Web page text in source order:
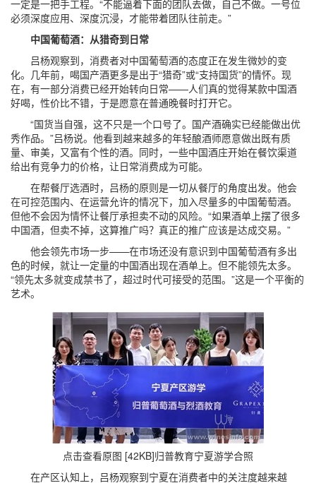
一定是一把手工程。“不能逼着下面的团队去做，自己不做。一号位
必须深度应用、深度沉浸，才能带着团队往前走。”
中国葡萄酒：从猎奇到日常
吕杨观察到，消费者对中国葡萄酒的态度正在发生微妙的变
化。几年前，喝国产酒更多是出于“猎奇”或“支持国货”的情怀。现
在，有一部分消费已经开始转向日常——人们真的觉得某款中国酒
好喝，性价比不错，于是愿意在普通晚餐时打开它。
“国货当自强，这不只是一个口号了。国产酒确实已经能做出优
秀作品。”吕杨说。他看到越来越多的年轻酿酒师愿意做出既有质
量、审美，又富有个性的酒。同时，一些中国酒庄开始在餐饮渠道
给出有竞争力的价格，让日常消费成为可能。
在帮餐厅选酒时，吕杨的原则是一切从餐厅的角度出发。他会
在可控范围内、在运营允许的情况下，加入尽量多的中国葡萄酒。
但他不会因为情怀让餐厅承担卖不动的风险。“如果酒单上摆了很多
中国酒，但卖不掉，这算推广吗？真正的推广应该是达成交易。”
他会领先市场一步——在市场还没有意识到中国葡萄酒有多出
色的时候，就让一定量的中国酒出现在酒单上。但不能领先太多。
“领先太多就变成禁书了，超过时代可接受的范围。”这是一个平衡的
艺术。
点击查看原图 [42KB]归普教育宁夏游学合照
在产区认知上，吕杨观察到宁夏在消费者中的关注度越来越